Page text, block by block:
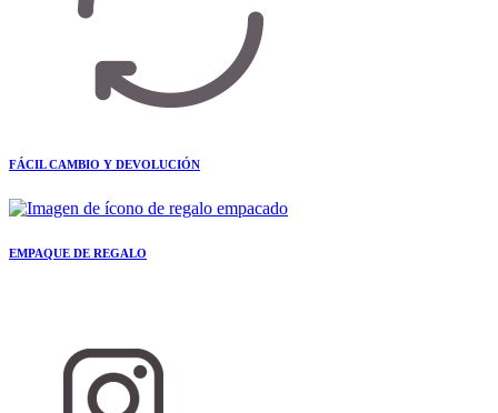
FÁCIL CAMBIO Y DEVOLUCIÓN
EMPAQUE DE REGALO